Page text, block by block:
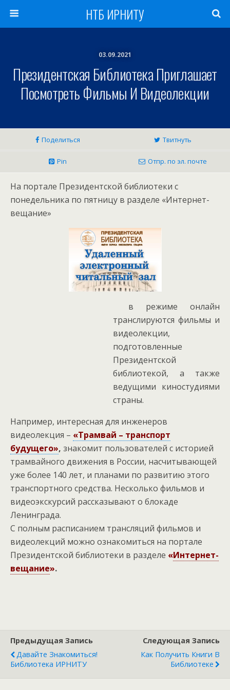
НТБ ИРНИТУ
03.09.2021
Президентская Библиотека Приглашает
Посмотреть Фильмы И Видеолекции
Поделиться Твитнуть
Pin Отпр. по эл. почте
На портале Президентской библиотеки с
понедельника по пятницу в разделе «Интернет-
вещание»
в режиме онлайн
транслируются фильмы и
видеолекции,
подготовленные
Президентской
библиотекой, а также
ведущими киностудиями
страны.
Например, интересная для инженеров
видеолекция – «Трамвай – транспорт
будущего», знакомит пользователей с историей
трамвайного движения в России, насчитывающей
уже более 140 лет, и планами по развитию этого
транспортного средства. Несколько фильмов и
видеоэкскурсий рассказывают о блокаде
Ленинграда.
С полным расписанием трансляций фильмов и
видеолекций можно ознакомиться на портале
Президентской библиотеки в разделе «Интернет-
вещание».
Предыдущая Запись
Давайте Знакомиться!
Библиотека ИРНИТУ
Следующая Запись
Как Получить Книги В
Библиотеке